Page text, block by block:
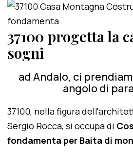
37100 progetta la
sogni
ad Andalo, ci
angolo di
37100, nella figura
Sergio Rocca, si occupa di
fondamenta per Baita di